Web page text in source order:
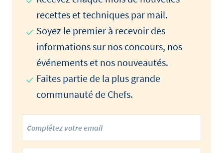
recettes et techniques par mail.
Soyez le premier à recevoir des
informations sur nos concours, nos
événements et nos nouveautés.
Faites partie de la plus grande
communauté de Chefs.